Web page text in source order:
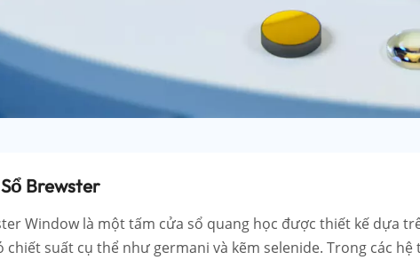
Brewster
Window là một tấm cửa sổ quang học được thiết kế dựa
chiết suất cụ thể như germani và kẽm selenide. Trong các